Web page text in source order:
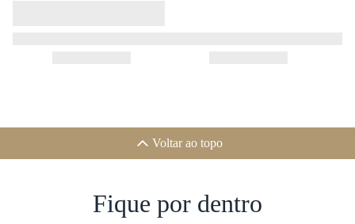
Voltar ao topo
Fique por dentro